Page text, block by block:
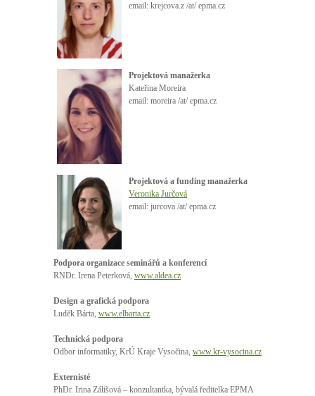
email: krejcova.z /at/ epma.cz
Projektová manažerka
Kateřina Moreira
email: moreira /at/ epma.cz
Projektová a funding manažerka
Veronika Jurčová
email: jurcova /at/ epma.cz
Podpora organizace seminářů a konferencí
RNDr. Irena Peterková, www.aldea.cz
Design a grafická podpora
Luděk Bárta, www.elbarta.cz
Technická podpora
Odbor informatiky, KrÚ Kraje Vysočina, www.kr-vysocina.cz
Externisté
PhDr. Irina Zálišová – konzultantka, bývalá ředitelka EPMA